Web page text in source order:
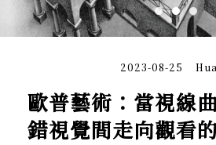
歐普藝術：當視線
錯視覺間走向觀看
2023-08-25